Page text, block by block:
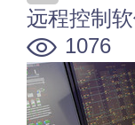
系统
远程控制